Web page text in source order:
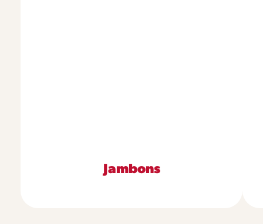
Jambons